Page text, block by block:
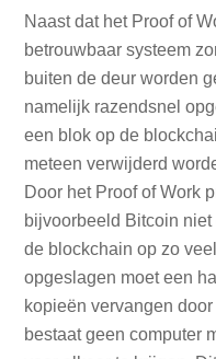
Naast dat het Proof of
betrouwbaar systeem
buiten de deur worden
namelijk razendsnel
een blok op de
meteen verwijderd
Door het Proof of Work
bijvoorbeeld Bitcoin
de blockchain op zo
opgeslagen moet een
kopieën vervangen
bestaat geen computer